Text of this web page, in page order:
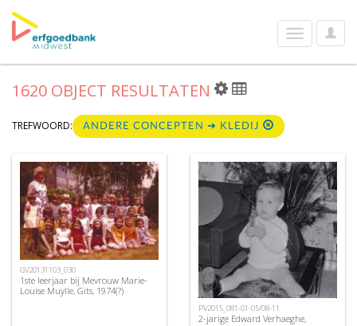
User
Toggle
navigation
1620 OBJECT RESULTATEN
TREFWOORD: ANDERE CONCEPTEN ➜ KLEDIJ
GV20131103_030
1ste leerjaar bij Mevrouw Marie-
Louise Muylle, Gits, 1974(?)
PV2015_081-01-05/08-11
2-jarige Edward Verhaeghe,